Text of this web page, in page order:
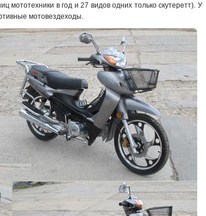
мототехники в год и 27 видов одних только скутеретт). У
мотовездеходы.